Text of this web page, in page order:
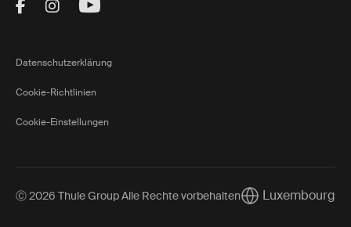
Visit Thule on Facebook (external link)
Visit Thule on Instagram (external link)
Visit Thule on Youtube (external
Datenschutzerklärung
Cookie-Richtlinien
Cookie-Einstellungen
Ⓒ 2026 Thule Group Alle Rechte vorbehaltenCurrent market/
Luxembourg